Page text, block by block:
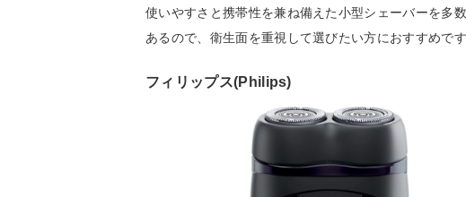
使いやすさと携帯性を兼ね備えた小型シェーバーを多
あるので、衛生面を重視して選びたい方におすすめです
フィリップス(Philips)